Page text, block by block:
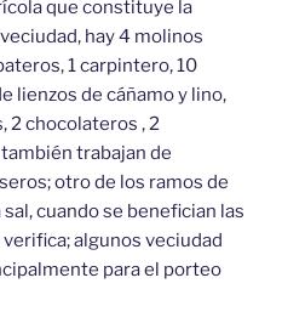
que constituye la
hay 4 molinos
1 carpintero, 10
lienzos de cáñamo y lino,
2 chocolateros , 2
trabajan de
otro de los ramos de
cuando se benefician las
algunos veciudad
para el porteo